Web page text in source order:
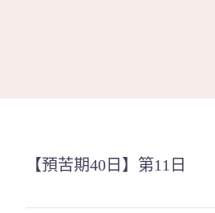
【預苦期40日】第11日